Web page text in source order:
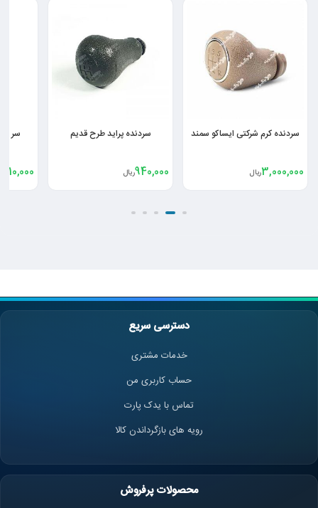
سردنده پراید طرح قدیم
940,000ریال
سر دنده مشکی سمند EF7
1,210,000ریال
دسترسی سریع
خدمات مشتری
حساب کاربری من
تماس با یدک پارت
رویه های بازگرداندن کالا
محصولات پرفروش